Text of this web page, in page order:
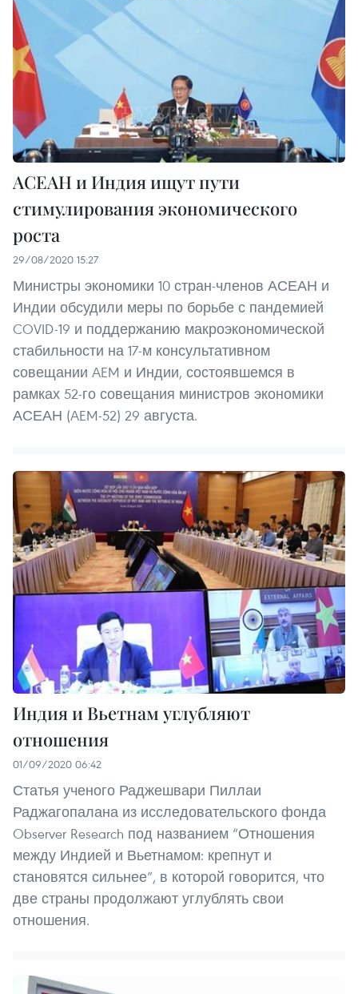
АСЕАН и Индия ищут пути
стимулирования экономического
роста
29/08/2020 15:27
Министры экономики 10 стран-членов АСЕАН и
Индии обсудили меры по борьбе с пандемией
COVID-19 и поддержанию макроэкономической
стабильности на 17-м консультативном
совещании AEM и Индии, состоявшемся в
рамках 52-го совещания министров экономики
АСЕАН (AEM-52) 29 августа.
Индия и Вьетнам углубляют
отношения
01/09/2020 06:42
Статья ученого Раджешвари Пиллаи
Раджагопалана из исследовательского фонда
Observer Research под названием “Отношения
между Индией и Вьетнамом: крепнут и
становятся сильнее”, в которой говорится, что
две страны продолжают углублять свои
отношения.